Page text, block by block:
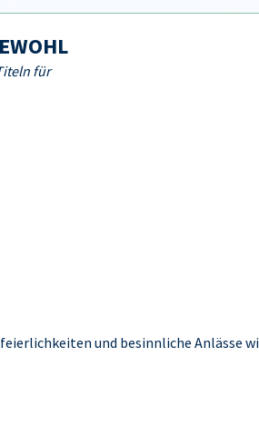
für
und besinnliche Anlässe